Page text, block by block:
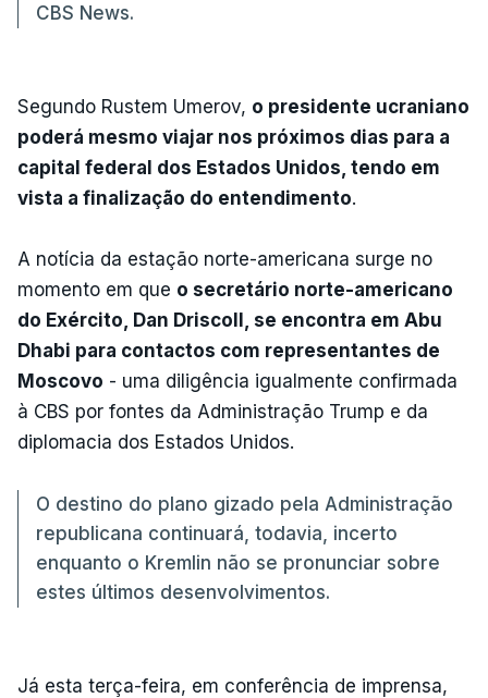
CBS News.
Segundo Rustem Umerov, o presidente ucraniano
poderá mesmo viajar nos próximos dias para a
capital federal dos Estados Unidos, tendo em
vista a finalização do entendimento.
A notícia da estação norte-americana surge no
momento em que o secretário norte-americano
do Exército, Dan Driscoll, se encontra em Abu
Dhabi para contactos com representantes de
Moscovo - uma diligência igualmente confirmada
à CBS por fontes da Administração Trump e da
diplomacia dos Estados Unidos.
O destino do plano gizado pela Administração
republicana continuará, todavia, incerto
enquanto o Kremlin não se pronunciar sobre
estes últimos desenvolvimentos.
Já esta terça-feira, em conferência de imprensa,